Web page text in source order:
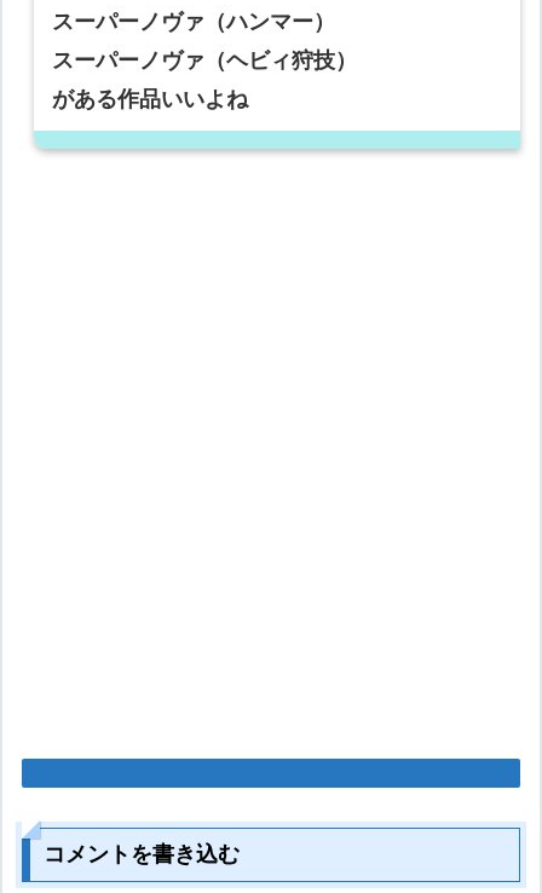
スーパーノヴァ（ハンマー）
スーパーノヴァ（ヘビィ狩技）
がある作品いいよね
コメントを書き込む